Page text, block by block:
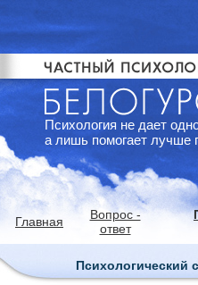
Психология не дает
а лишь помогает лучше
Главная
Вопрос -
ответ
Психологический